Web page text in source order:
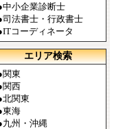
中小企業診断士
司法書士・行政書士
ITコーディネータ
エリア検索
関東
関西
北関東
東海
九州・沖縄